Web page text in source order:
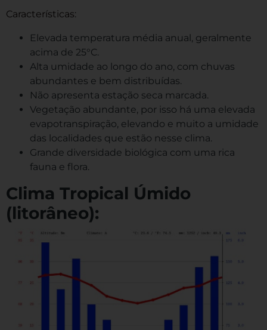
Características:
Elevada temperatura média anual, geralmente
acima de 25°C.
Alta umidade ao longo do ano, com chuvas
abundantes e bem distribuídas.
Não apresenta estação seca marcada.
Vegetação abundante, por isso há uma elevada
evapotranspiração, elevando e muito a umidade
das localidades que estão nesse clima.
Grande diversidade biológica com uma rica
fauna e flora.
Clima Tropical Úmido
(litorâneo):